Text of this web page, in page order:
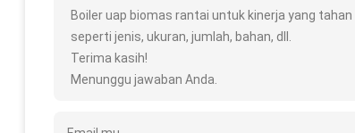
Boiler uap biomas rantai untuk kinerja yang
seperti jenis, ukuran, jumlah, bahan, dll.
Terima kasih!
Menunggu jawaban Anda.